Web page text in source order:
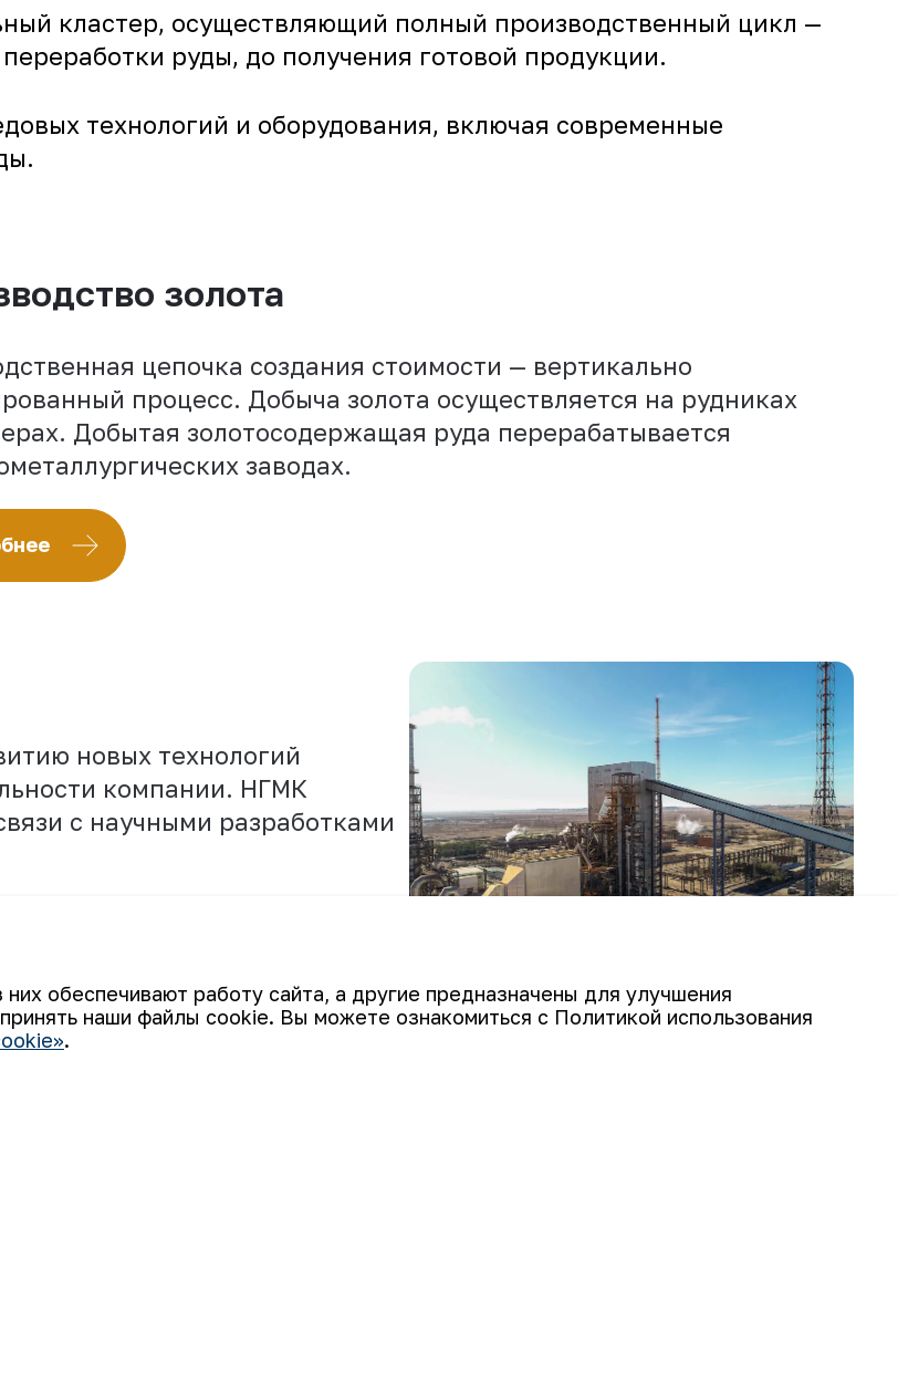
кластер, осуществляющий полный производственный цикл —
руды, до получения готовой продукции.
технологий и оборудования, включая современные
золота
цепочка создания стоимости — вертикально
процесс. Добыча золота осуществляется на рудниках
Добытая золотосодержащая руда перерабатывается
заводах.
новых технологий
компании. НГМК
с научными разработками
обеспечивают работу сайта, а другие предназначены для улучшения
наши файлы cookie. Вы можете ознакомиться с Политикой использования
.